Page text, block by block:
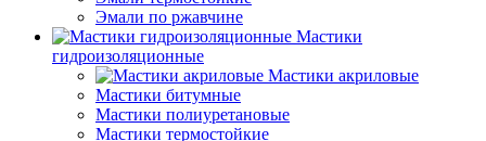
Эмали по ржавчине
Мастики
гидроизоляционные
Мастики акриловые
Мастики битумные
Мастики полиуретановые
Мастики термостойкие